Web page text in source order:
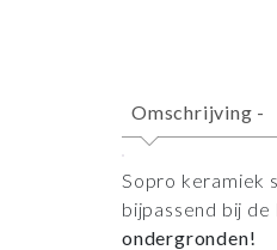
Omschrijving -
Sopro keramiek
bijpassend bij
ondergronden!